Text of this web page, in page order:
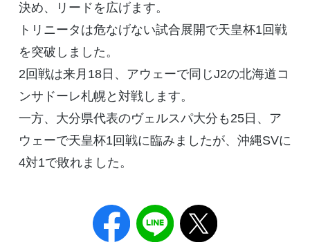
決め、リードを広げます。
トリニータは危なげない試合展開で天皇杯1回戦
を突破しました。
2回戦は来月18日、アウェーで同じJ2の北海道コ
ンサドーレ札幌と対戦します。
一方、大分県代表のヴェルスパ大分も25日、ア
ウェーで天皇杯1回戦に臨みましたが、沖縄SVに
4対1で敗れました。